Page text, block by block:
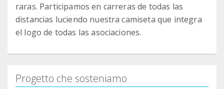
raras. Participamos en carreras de todas las
distancias luciendo nuestra camiseta que integra
el logo de todas las asociaciones.
Progetto che sosteniamo